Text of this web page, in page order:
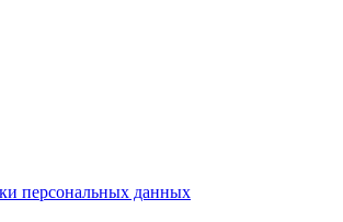
персональных данных